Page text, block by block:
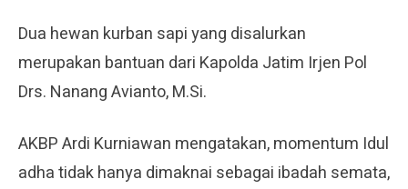
Dua hewan kurban sapi yang disalurkan
merupakan bantuan dari Kapolda Jatim Irjen Pol
Drs. Nanang Avianto, M.Si.
AKBP Ardi Kurniawan mengatakan, momentum Idul
adha tidak hanya dimaknai sebagai ibadah semata,